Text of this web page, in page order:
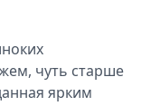
чуть старше
ярким